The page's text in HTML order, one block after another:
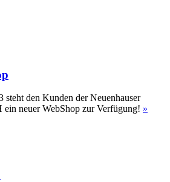
steht den Kunden der Neuenhauser
ein neuer WebShop zur Verfügung! »